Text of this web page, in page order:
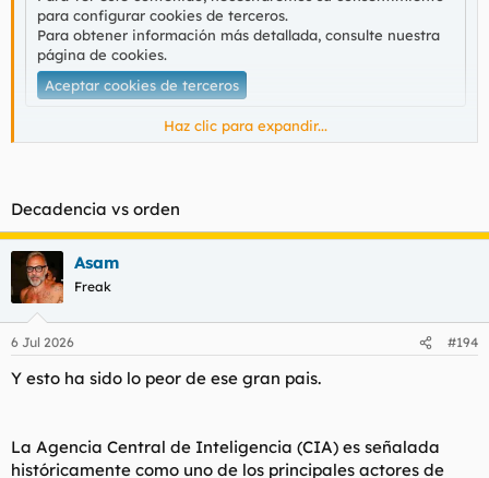
para configurar cookies de terceros.
Para obtener información más detallada, consulte nuestra
página de cookies.
Aceptar cookies de terceros
Haz clic para expandir...
Decadencia vs orden
Asam
Freak
6 Jul 2026 #194
Y esto ha sido lo peor de ese gran pais.
La Agencia Central de Inteligencia (CIA) es señalada
históricamente como uno de los principales actores de